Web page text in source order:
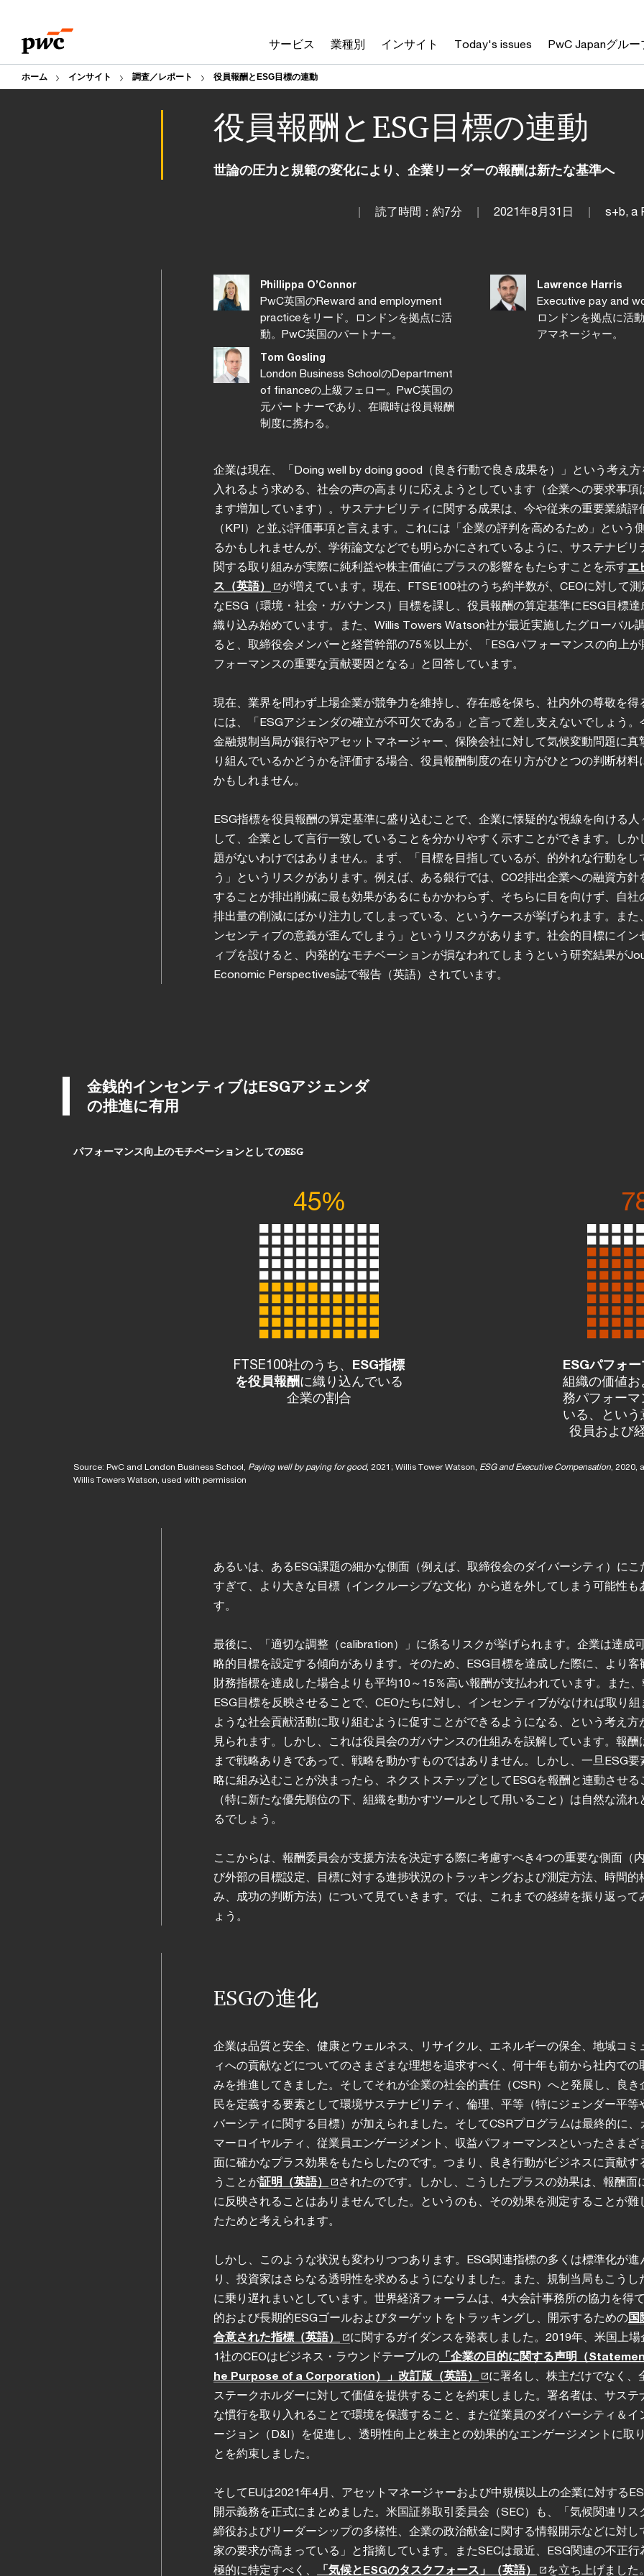
content
footer
サービス 業種別 インサイト Today's issues PwC Japanグルー
ホーム インサイト 調査／レポート 役員報酬とESG目標の連動
役員報酬とESG目標の連動
世論の圧力と規範の変化により、企業リーダーの報酬は新たな基準へ
読了時間：約7分 2021年8月31日 s+b, a
Phillippa O’Connor
PwC英国のReward and employment
practiceをリード。ロンドンを拠点に活
動。PwC英国のパートナー。
Lawrence Harris
Executive pay and
ロンドンを拠点に活
アマネージャー。
Tom Gosling
London Business SchoolのDepartment
of financeの上級フェロー。PwC英国の
元パートナーであり、在職時は役員報酬
制度に携わる。
企業は現在、「Doing well by doing good（良き行動で良き成果を）」という考え方
入れるよう求める、社会の声の高まりに応えようとしています（企業への要求事項
ます増加しています）。サステナビリティに関する成果は、今や従来の重要業績評
（KPI）と並ぶ評価事項と言えます。これには「企業の評判を高めるため」という
るかもしれませんが、学術論文などでも明らかにされているように、サステナビリ
関する取り組みが実際に純利益や株主価値にプラスの影響をもたらすことを示すエ
ス（英語）
が増えています。現在、FTSE100社のうち約半数が、CEOに対して
なESG（環境・社会・ガバナンス）目標を課し、役員報酬の算定基準にESG目標達
織り込み始めています。また、Willis Towers Watson社が最近実施したグローバル
ると、取締役会メンバーと経営幹部の75％以上が、「ESGパフォーマンスの向上が
フォーマンスの重要な貢献要因となる」と回答しています。
現在、業界を問わず上場企業が競争力を維持し、存在感を保ち、社内外の尊敬を得
には、「ESGアジェンダの確立が不可欠である」と言って差し支えないでしょう。
金融規制当局が銀行やアセットマネージャー、保険会社に対して気候変動問題に真
り組んでいるかどうかを評価する場合、役員報酬制度の在り方がひとつの判断材料
かもしれません。
ESG指標を役員報酬の算定基準に盛り込むことで、企業に懐疑的な視線を向ける人
して、企業として言行一致していることを分かりやすく示すことができます。しか
題がないわけではありません。まず、「目標を目指しているが、的外れな行動をし
う」というリスクがあります。例えば、ある銀行では、CO2排出企業への融資方針
することが排出削減に最も効果があるにもかかわらず、そちらに目を向けず、自社
排出量の削減にばかり注力してしまっている、というケースが挙げられます。また
ンセンティブの意義が歪んでしまう」というリスクがあります。社会的目標にイン
ィブを設けると、内発的なモチベーションが損なわれてしまうという研究結果が
Economic Perspectives誌で報告（英語）されています。
金銭的インセンティブはESGアジェンダ
の推進に有用
パフォーマンス向上のモチベーションとしてのESG
45%
FTSE100社のうち、 ESG指標
を役員報酬に織り込んでいる
企業の割合
ESGパフォ
組織の価値
務パフォー
いる、とい
役員および
Source: PwC and London Business School, Paying well by paying for good, 2021; Willis Tower Watson, ESG and Executive Compensation ,
Willis Towers Watson, used with permission
あるいは、あるESG課題の細かな側面（例えば、取締役会のダイバーシティ）にこ
すぎて、より大きな目標（インクルーシブな文化）から道を外してしまう可能性も
す。
最後に、「適切な調整（calibration）」に係るリスクが挙げられます。企業は達成
略的目標を設定する傾向があります。そのため、ESG目標を達成した際に、より客
財務指標を達成した場合よりも平均10～15％高い報酬が支払われています。また
ESG目標を反映させることで、CEOたちに対し、インセンティブがなければ取り組
ような社会貢献活動に取り組むように促すことができるようになる、という考え方
見られます。しかし、これは役員会のガバナンスの仕組みを誤解しています。報酬
まで戦略ありきであって、戦略を動かすものではありません。しかし、一旦ESG要
略に組み込むことが決まったら、ネクストステップとしてESGを報酬と連動させる
（特に新たな優先順位の下、組織を動かすツールとして用いること）は自然な流れ
るでしょう。
ここからは、報酬委員会が支援方法を決定する際に考慮すべき4つの重要な側面（
び外部の目標設定、目標に対する進捗状況のトラッキングおよび測定方法、時間的
み、成功の判断方法）について見ていきます。では、これまでの経緯を振り返って
ょう。
ESGの進化
企業は品質と安全、健康とウェルネス、リサイクル、エネルギーの保全、地域コミ
ィへの貢献などについてのさまざまな理想を追求すべく、何十年も前から社内での
みを推進してきました。そしてそれが企業の社会的責任（CSR）へと発展し、良き
民を定義する要素として環境サステナビリティ、倫理、平等（特にジェンダー平等
バーシティに関する目標）が加えられました。そしてCSRプログラムは最終的に、
マーロイヤルティ、従業員エンゲージメント、収益パフォーマンスといったさまざ
面に確かなプラス効果をもたらしたのです。つまり、良き行動がビジネスに貢献す
うことが証明（英語）
されたのです。しかし、こうしたプラスの効果は、報酬面
に反映されることはありませんでした。というのも、その効果を測定することが難
たためと考えられます。
しかし、このような状況も変わりつつあります。ESG関連指標の多くは標準化が進
り、投資家はさらなる透明性を求めるようになりました。また、規制当局もこうし
に乗り遅れまいとしています。世界経済フォーラムは、4大会計事務所の協力を得
的および長期的ESGゴールおよびターゲットをトラッキングし、開示するための国
合意された指標（英語）
に関するガイダンスを発表しました。2019年、米国上場
1社のCEOはビジネス・ラウンドテーブルの 「企業の目的に関する声明（
he Purpose of a Corporation）」改訂版（英語）
に署名し、株主だけでなく、
ステークホルダーに対して価値を提供することを約束しました。署名者は、サステ
な慣行を取り入れることで環境を保護すること、また従業員のダイバーシティ＆イ
ージョン（D&I）を促進し、透明性向上と株主との効果的なエンゲージメントに取
とを約束しました。
そしてEUは2021年4月、アセットマネージャーおよび中規模以上の企業に対する
開示義務を正式にまとめました。米国証券取引委員会（SEC）も、「気候関連リス
締役およびリーダーシップの多様性、企業の政治献金に関する情報開示などに対し
家の要求が高まっている」と指摘しています。またSECは最近、ESG関連の不正行
極的に特定すべく、
「気候とESGのタスクフォース」（英語） を立ち上げました